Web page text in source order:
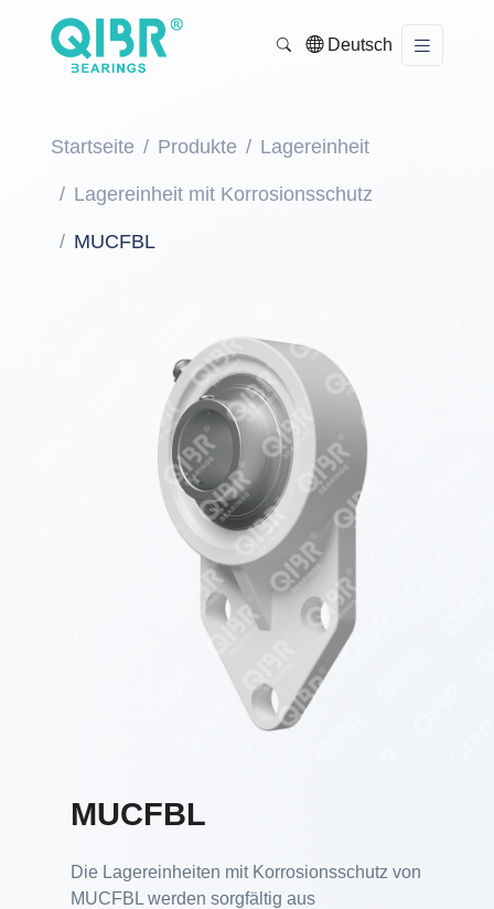
Deutsch
Startseite Produkte Lagereinheit
Lagereinheit mit Korrosionsschutz
MUCFBL
MUCFBL
Die Lagereinheiten mit Korrosionsschutz von
MUCFBL werden sorgfältig aus